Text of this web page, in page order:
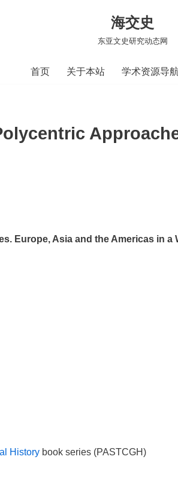
海交史
东亚文史研究动态网
首页 关于本站 学术资源导航
Europe, Asia and the Americas in a
History book series (PASTCGH)